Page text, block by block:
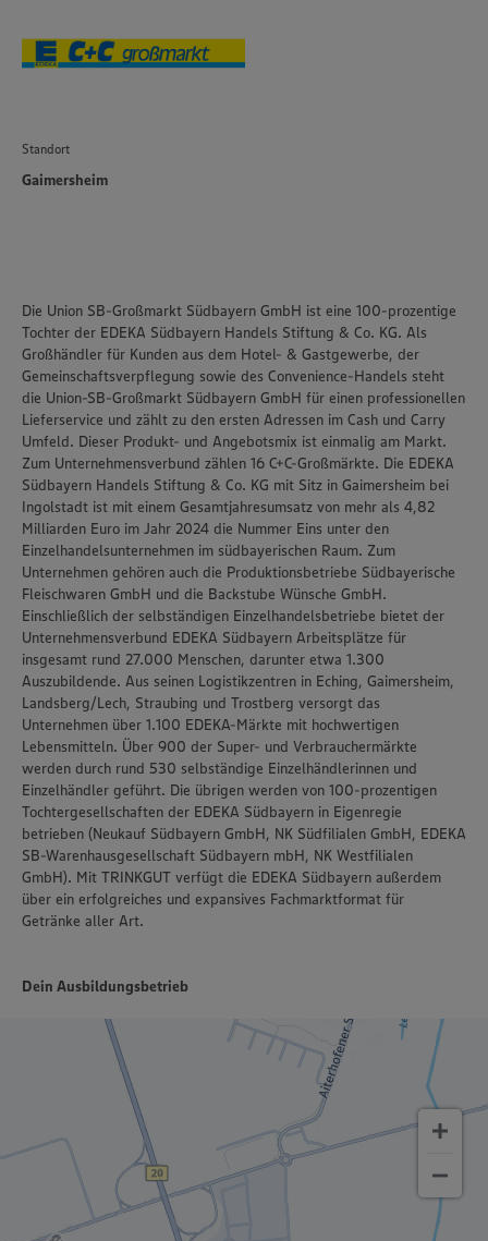
Standort
Gaimersheim
Die Union SB-Großmarkt Südbayern GmbH ist eine 100-prozentige
Tochter der EDEKA Südbayern Handels Stiftung & Co. KG. Als
Großhändler für Kunden aus dem Hotel- & Gastgewerbe, der
Gemeinschaftsverpflegung sowie des Convenience-Handels steht
die Union-SB-Großmarkt Südbayern GmbH für einen professionellen
Lieferservice und zählt zu den ersten Adressen im Cash und Carry
Umfeld. Dieser Produkt- und Angebotsmix ist einmalig am Markt.
Zum Unternehmensverbund zählen 16 C+C-Großmärkte. Die EDEKA
Südbayern Handels Stiftung & Co. KG mit Sitz in Gaimersheim bei
Ingolstadt ist mit einem Gesamtjahresumsatz von mehr als 4,82
Milliarden Euro im Jahr 2024 die Nummer Eins unter den
Einzelhandelsunternehmen im südbayerischen Raum. Zum
Unternehmen gehören auch die Produktionsbetriebe Südbayerische
Fleischwaren GmbH und die Backstube Wünsche GmbH.
Einschließlich der selbständigen Einzelhandelsbetriebe bietet der
Unternehmensverbund EDEKA Südbayern Arbeitsplätze für
insgesamt rund 27.000 Menschen, darunter etwa 1.300
Auszubildende. Aus seinen Logistikzentren in Eching, Gaimersheim,
Landsberg/Lech, Straubing und Trostberg versorgt das
Unternehmen über 1.100 EDEKA-Märkte mit hochwertigen
Lebensmitteln. Über 900 der Super- und Verbrauchermärkte
werden durch rund 530 selbständige Einzelhändlerinnen und
Einzelhändler geführt. Die übrigen werden von 100-prozentigen
Tochtergesellschaften der EDEKA Südbayern in Eigenregie
betrieben (Neukauf Südbayern GmbH, NK Südfilialen GmbH, EDEKA
SB-Warenhausgesellschaft Südbayern mbH, NK Westfilialen
GmbH). Mit TRINKGUT verfügt die EDEKA Südbayern außerdem
über ein erfolgreiches und expansives Fachmarktformat für
Getränke aller Art.
Dein Ausbildungsbetrieb